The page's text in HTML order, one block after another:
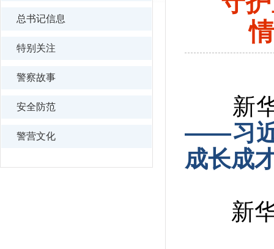
总书记信息
特别关注
警察故事
安全防范
警营文化
新华
——习近
成长成
新华